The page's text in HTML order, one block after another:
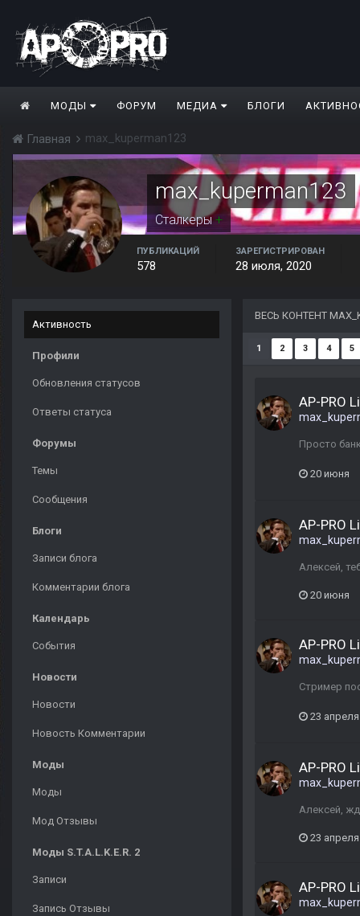
МОДЫ ФОРУМ МЕДИА БЛОГИ
Главная max_kuperman123
max_kuperman123
Сталкеры+
ПУБЛИКАЦИЙ
578
ЗАРЕГИСТРИРОВАН
28 июля, 2020
Активность
Профили
Обновления статусов
Ответы статуса
Форумы
Темы
Сообщения
Блоги
Записи блога
Комментарии блога
Календарь
События
Новости
Новости
Новость Комментарии
Моды
Моды
Мод Отзывы
Моды S.T.A.L.K.E.R. 2
Записи
Запись Отзывы
ВЕСЬ КОНТЕНТ
1 2 3 4 5
AP-PRO
Просто
20 июня
AP-PRO
Алексей,
20 июня
AP-PRO
Стример
23 апреля
AP-PRO
Алексей,
23 апреля
AP-PRO